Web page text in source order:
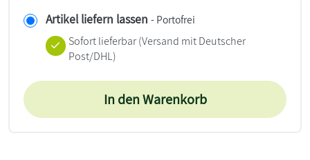
Artikel liefern lassen - Portofrei
Sofort lieferbar(Versand mit Deutscher
Post/DHL)
In den Warenkorb